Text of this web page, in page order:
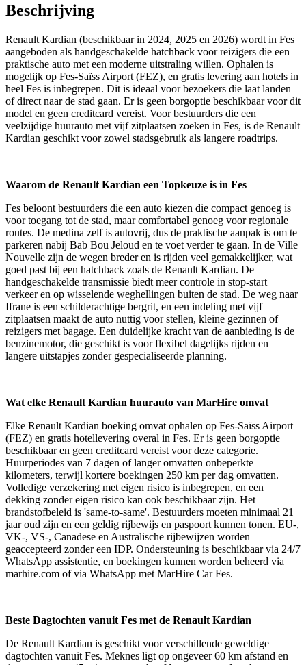
Beschrijving
Renault Kardian (beschikbaar in 2024, 2025 en 2026) wordt in Fes
aangeboden als handgeschakelde hatchback voor reizigers die een
praktische auto met een moderne uitstraling willen. Ophalen is
mogelijk op Fes-Saïss Airport (FEZ), en gratis levering aan hotels in
heel Fes is inbegrepen. Dit is ideaal voor bezoekers die laat landen
of direct naar de stad gaan. Er is geen borgoptie beschikbaar voor dit
model en geen creditcard vereist. Voor bestuurders die een
veelzijdige huurauto met vijf zitplaatsen zoeken in Fes, is de Renault
Kardian geschikt voor zowel stadsgebruik als langere roadtrips.
Waarom de Renault Kardian een Topkeuze is in Fes
Fes beloont bestuurders die een auto kiezen die compact genoeg is
voor toegang tot de stad, maar comfortabel genoeg voor regionale
routes. De medina zelf is autovrij, dus de praktische aanpak is om te
parkeren nabij Bab Bou Jeloud en te voet verder te gaan. In de Ville
Nouvelle zijn de wegen breder en is rijden veel gemakkelijker, wat
goed past bij een hatchback zoals de Renault Kardian. De
handgeschakelde transmissie biedt meer controle in stop-start
verkeer en op wisselende weghellingen buiten de stad. De weg naar
Ifrane is een schilderachtige bergrit, en een indeling met vijf
zitplaatsen maakt de auto nuttig voor stellen, kleine gezinnen of
reizigers met bagage. Een duidelijke kracht van de aanbieding is de
benzinemotor, die geschikt is voor flexibel dagelijks rijden en
langere uitstapjes zonder gespecialiseerde planning.
Wat elke Renault Kardian huurauto van MarHire omvat
Elke Renault Kardian boeking omvat ophalen op Fes-Saïss Airport
(FEZ) en gratis hotellevering overal in Fes. Er is geen borgoptie
beschikbaar en geen creditcard vereist voor deze categorie.
Huurperiodes van 7 dagen of langer omvatten onbeperkte
kilometers, terwijl kortere boekingen 250 km per dag omvatten.
Volledige verzekering met eigen risico is inbegrepen, en een
dekking zonder eigen risico kan ook beschikbaar zijn. Het
brandstofbeleid is 'same-to-same'. Bestuurders moeten minimaal 21
jaar oud zijn en een geldig rijbewijs en paspoort kunnen tonen. EU-,
VK-, VS-, Canadese en Australische rijbewijzen worden
geaccepteerd zonder een IDP. Ondersteuning is beschikbaar via 24/7
WhatsApp assistentie, en boekingen kunnen worden beheerd via
marhire.com of via WhatsApp met MarHire Car Fes.
Beste Dagtochten vanuit Fes met de Renault Kardian
De Renault Kardian is geschikt voor verschillende geweldige
dagtochten vanuit Fes. Meknes ligt op ongeveer 60 km afstand en